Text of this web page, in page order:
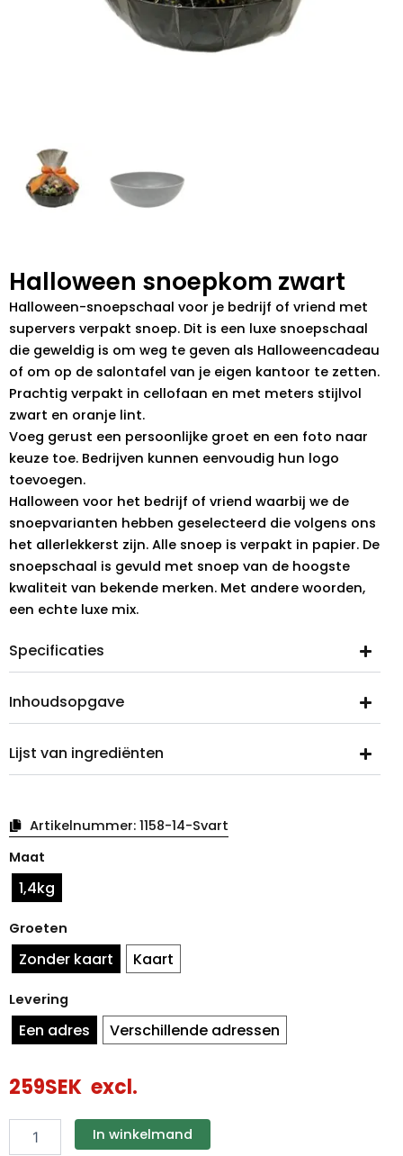
Halloween snoepkom zwart
Halloween-snoepschaal voor je bedrijf of vriend met
supervers verpakt snoep. Dit is een luxe snoepschaal
die geweldig is om weg te geven als Halloweencadeau
of om op de salontafel van je eigen kantoor te zetten.
Prachtig verpakt in cellofaan en met meters stijlvol
zwart en oranje lint.
Voeg gerust een persoonlijke groet en een foto naar
keuze toe. Bedrijven kunnen eenvoudig hun logo
toevoegen.
Halloween voor het bedrijf of vriend waarbij we de
snoepvarianten hebben geselecteerd die volgens ons
het allerlekkerst zijn. Alle snoep is verpakt in papier. De
snoepschaal is gevuld met snoep van de hoogste
kwaliteit van bekende merken. Met andere woorden,
een echte luxe mix.
Specificaties
Inhoudsopgave
Lijst van ingrediënten
Artikelnummer: 1158-14-Svart
Maat
1,4kg
Groeten
Zonder kaart Kaart
Levering
Een adres Verschillende adressen
259SEK excl.
snoepschaal
zwart
hoeveelheid
In winkelmand